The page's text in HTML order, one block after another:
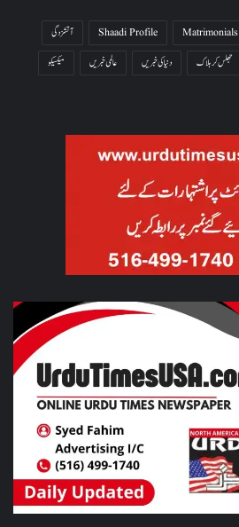
Matrimonials
Shaadi Profile
آتشزدگی
جھلس کر ہلاک دنیا کی خبریں عالمی خبریں
میکسیکو